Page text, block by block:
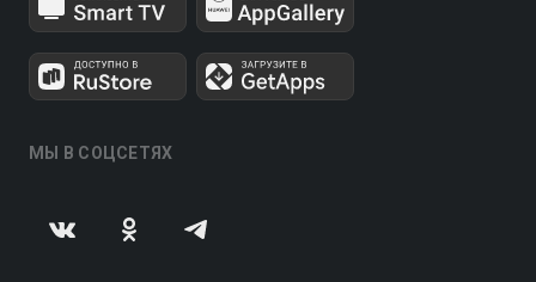
МЫ В СОЦСЕТЯХ